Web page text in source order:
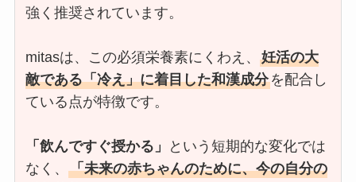
強く推奨されています。
mitasは、この必須栄養素にくわえ、妊活の大
敵である「冷え」に着目した和漢成分を配合し
ている点が特徴です。
「飲んですぐ授かる」
という短期的な変化では
なく、「未来の赤ちゃんのために、今の自分の